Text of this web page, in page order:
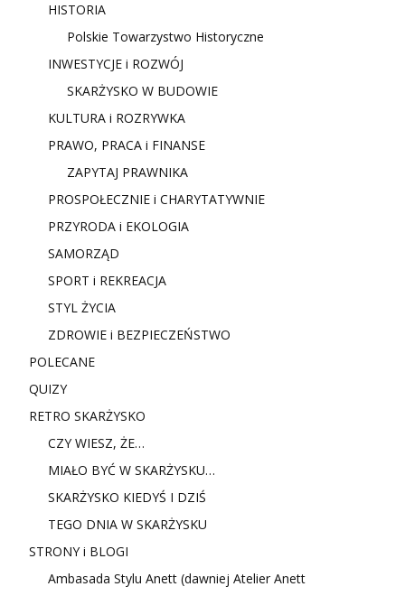
HISTORIA
Polskie Towarzystwo Historyczne
INWESTYCJE i ROZWÓJ
SKARŻYSKO W BUDOWIE
KULTURA i ROZRYWKA
PRAWO, PRACA i FINANSE
ZAPYTAJ PRAWNIKA
PROSPOŁECZNIE i CHARYTATYWNIE
PRZYRODA i EKOLOGIA
SAMORZĄD
SPORT i REKREACJA
STYL ŻYCIA
ZDROWIE i BEZPIECZEŃSTWO
POLECANE
QUIZY
RETRO SKARŻYSKO
CZY WIESZ, ŻE…
MIAŁO BYĆ W SKARŻYSKU…
SKARŻYSKO KIEDYŚ I DZIŚ
TEGO DNIA W SKARŻYSKU
STRONY i BLOGI
Ambasada Stylu Anett (dawniej Atelier Anett